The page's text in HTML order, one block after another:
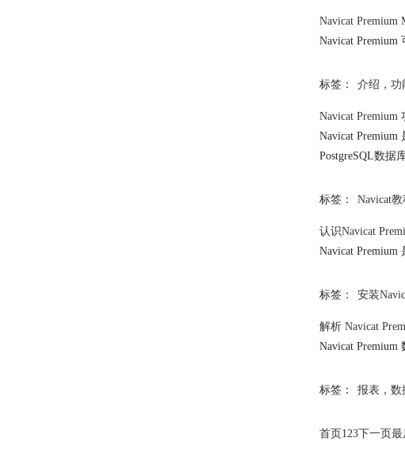
Navicat Premium
Navicat Premium
标签： 介绍 ，功
Navicat Premium
Navicat Premium
PostgreSQL数据
标签： Navicat教
认识Navicat
Navicat Premium
标签： 安装
解析Navicat
Navicat Premium
标签： 报表 ，数
首页123下一页最